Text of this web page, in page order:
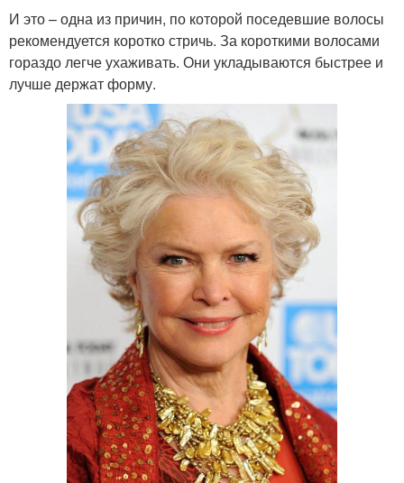
И это – одна из причин, по которой поседевшие волосы
рекомендуется коротко стричь. За короткими волосами
гораздо легче ухаживать. Они укладываются быстрее и
лучше держат форму.